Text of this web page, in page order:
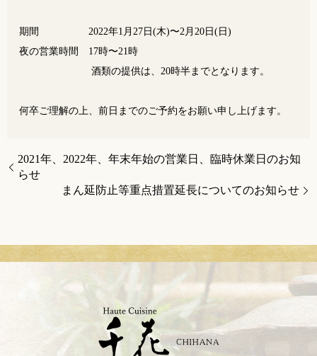
期間 2022年1月27日(木)〜2月20日(日)
夜の営業時間 17時〜21時
酒類の提供は、20時半までとなります。
何卒ご理解の上、前日までのご予約をお願い申し上げます。
2021年、2022年、年末年始の営業日、臨時休業日のお知
らせ
まん延防止等重点措置延長についてのお知らせ